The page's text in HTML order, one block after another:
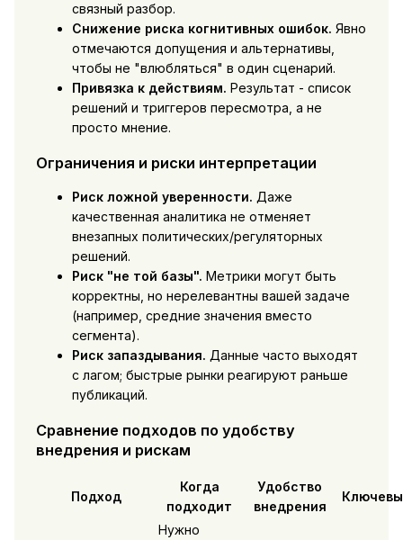
связный разбор.
Снижение риска когнитивных ошибок. Явно
отмечаются допущения и альтернативы,
чтобы не "влюбляться" в один сценарий.
Привязка к действиям. Результат - список
решений и триггеров пересмотра, а не
просто мнение.
Ограничения и риски интерпретации
Риск ложной уверенности. Даже
качественная аналитика не отменяет
внезапных политических/регуляторных
решений.
Риск "не той базы". Метрики могут быть
корректны, но нерелевантны вашей задаче
(например, средние значения вместо
сегмента).
Риск запаздывания. Данные часто выходят
с лагом; быстрые рынки реагируют раньше
публикаций.
Сравнение подходов по удобству
внедрения и рискам
Подход
Когда
подходит
Удобство
внедрения
Нужно